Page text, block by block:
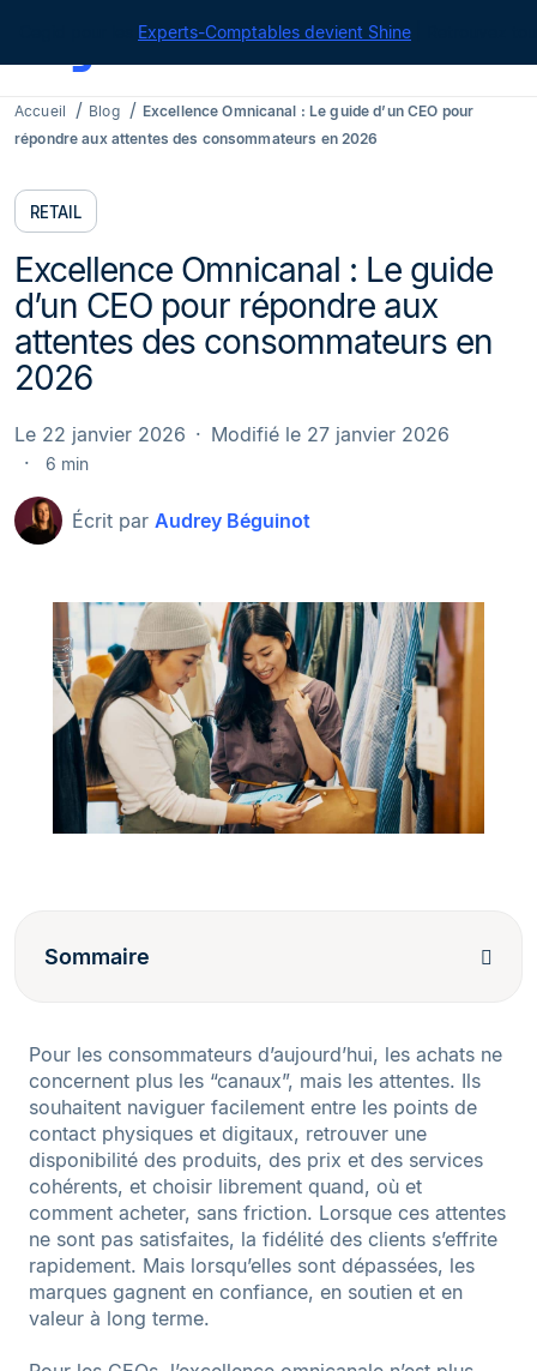
Experts-Comptables devient Shine
Accueil Blog
Excellence Omnicanal : Le guide d’un CEO pour
répondre aux attentes des consommateurs en 2026
RETAIL
Excellence Omnicanal : Le guide
d’un CEO pour répondre aux
attentes des consommateurs en
2026
Écrit par Audrey Béguinot
Le 22 janvier 2026 Modifié le 27 janvier 2026
6 min
Sommaire
Pour les consommateurs d’aujourd’hui, les achats ne
concernent plus les “canaux”, mais les attentes. Ils
souhaitent naviguer facilement entre les points de
contact physiques et digitaux, retrouver une
disponibilité des produits, des prix et des services
cohérents, et choisir librement quand, où et
comment acheter, sans friction. Lorsque ces attentes
ne sont pas satisfaites, la fidélité des clients s’effrite
rapidement. Mais lorsqu’elles sont dépassées, les
marques gagnent en confiance, en soutien et en
valeur à long terme.